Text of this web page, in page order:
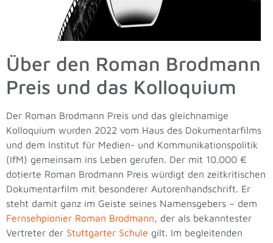
Über den Roman Brodmann
Preis und das Kolloquium
Der Roman Brodmann Preis und das gleichnamige
Kolloquium wurden 2022 vom Haus des Dokumentarfilms
und dem Institut für Medien- und Kommunikationspolitik
(IfM) gemeinsam ins Leben gerufen. Der mit 10.000 €
dotierte Roman Brodmann Preis würdigt den zeitkritischen
Dokumentarfilm mit besonderer Autorenhandschrift. Er
steht damit ganz im Geiste seines Namensgebers – dem
Fernsehpionier Roman Brodmann, der als bekanntester
Vertreter der Stuttgarter Schule gilt. Im begleitenden